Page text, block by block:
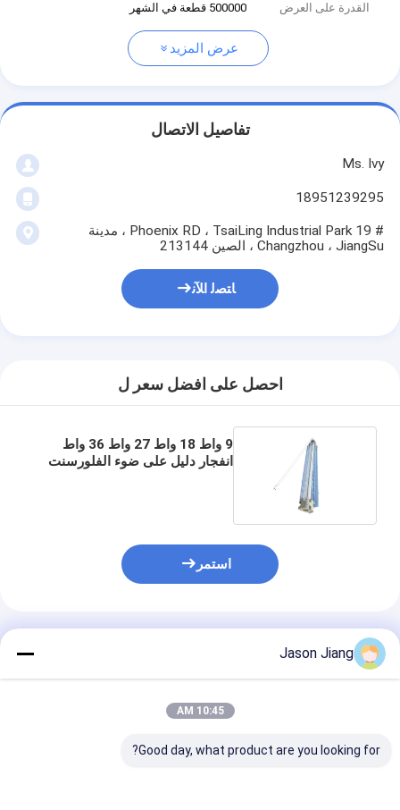
القدرة على العرض
500000 قطعة في الشهر
عرض المزيد
تفاصيل الاتصال
Ms. Ivy
18951239295
# 19 Phoenix RD ، TsaiLing Industrial Park ، مدينة
Changzhou ، JiangSu ، الصين 213144
ﺎﺘﺼﻟ ﺍﻶﻧ
احصل على افضل سعر ل
9 واط 18 واط 27 واط 36 واط
انفجار دليل على ضوء الفلورسنت
استمر
المنتجات الموصى بها
Jason Jiang
10:45 AM
Good day, what product are you looking for?